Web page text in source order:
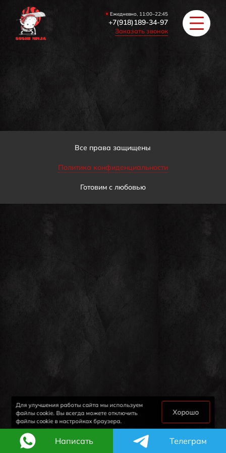
Ежедневно, 11:00–22:45
+7(918)189-34-97
Заказать звонок
ЗАКУСКИ / СУПЫ
COУС / ИМБИРЬ
Все права защищены
Политика конфиденциальности
Готовим с любовью
Для улучшения работы сайта мы используем
файлы cookie. Вы всегда можете отключить
файлы cookie в настройках браузера.
Хорошо
Написать Телеграм